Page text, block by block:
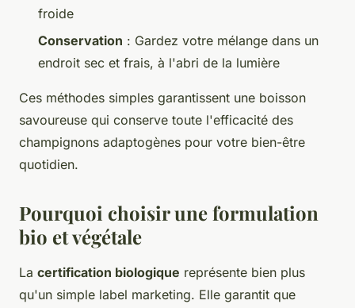
froide
Conservation : Gardez votre mélange dans un
endroit sec et frais, à l'abri de la lumière
Ces méthodes simples garantissent une boisson
savoureuse qui conserve toute l'efficacité des
champignons adaptogènes pour votre bien-être
quotidien.
Pourquoi choisir une formulation
bio et végétale
La certification biologique représente bien plus
qu'un simple label marketing. Elle garantit que